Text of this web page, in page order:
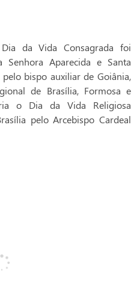
da Vida Consagrada foi
Senhora Aparecida e Santa
bispo auxiliar de Goiânia,
de Brasília, Formosa e
o Dia da Vida Religiosa
pelo Arcebispo Cardeal